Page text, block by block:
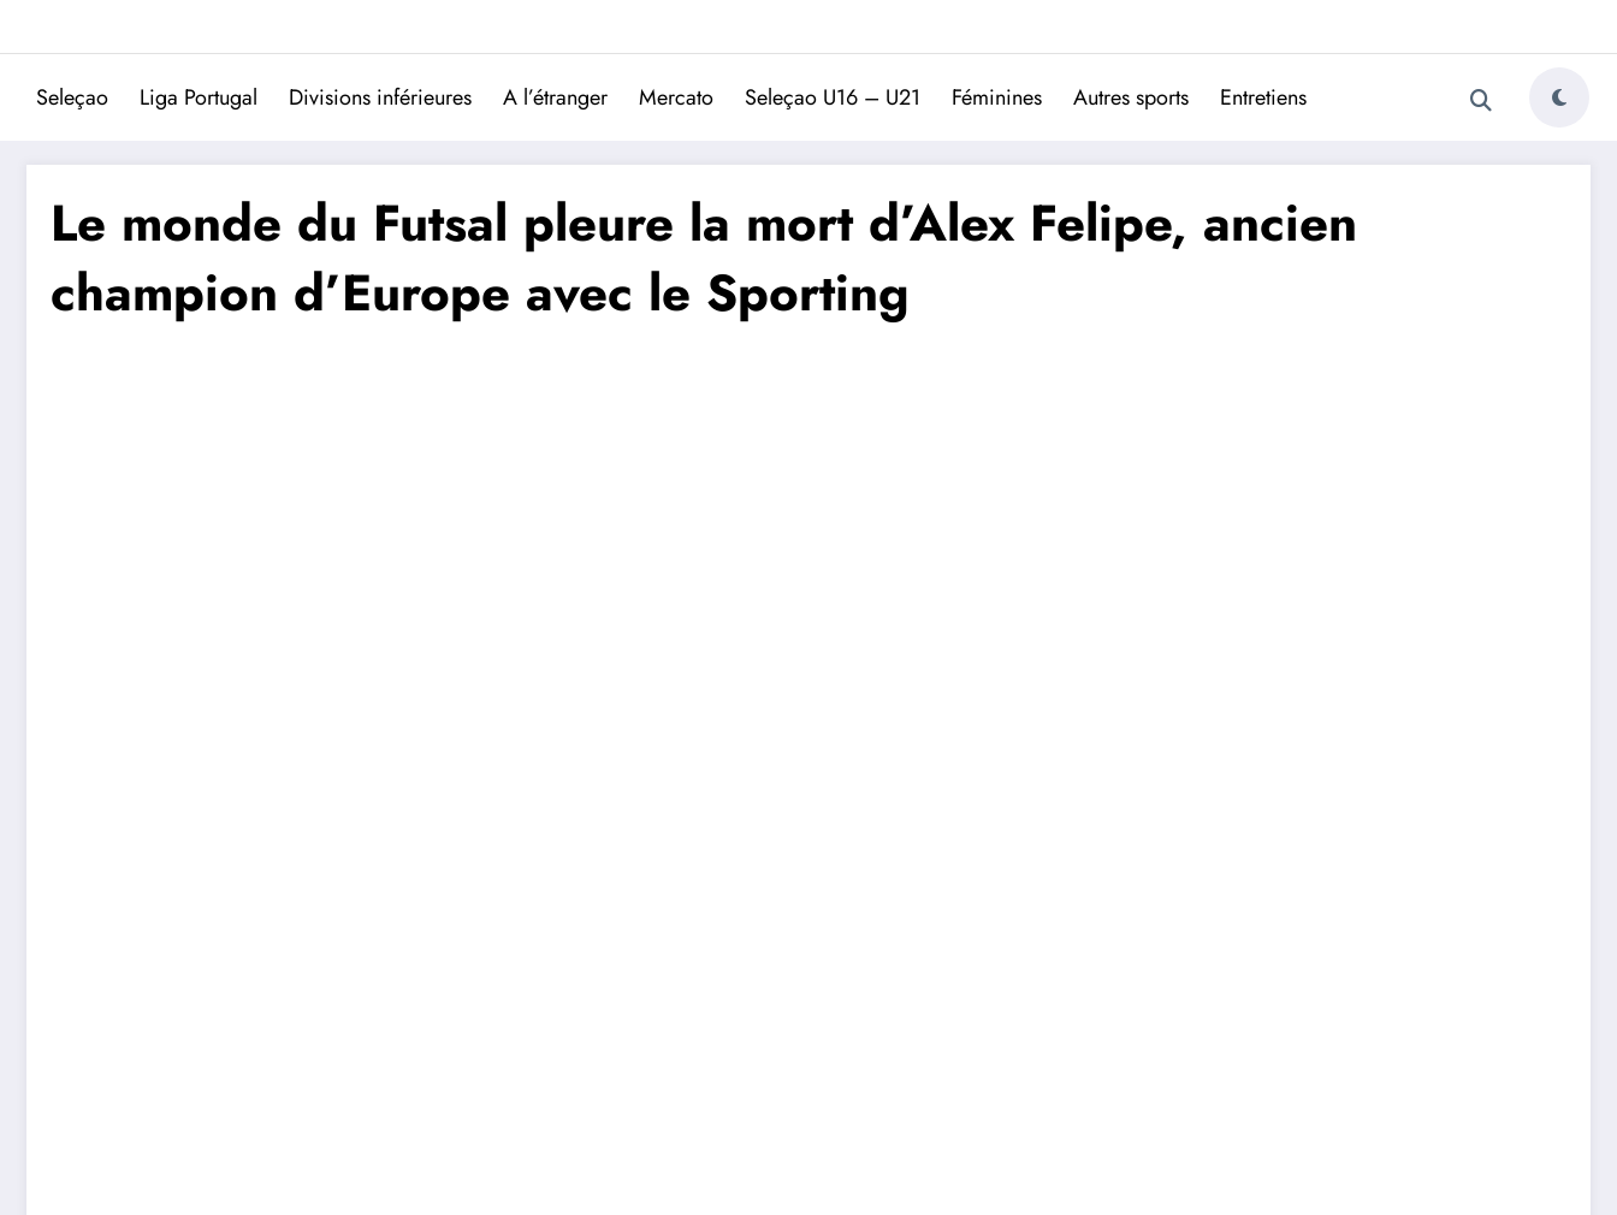
Trivela
L'actualité du football portugais
Seleçao Liga Portugal Divisions inférieures A l’étranger Mercato Seleçao U16 – U21 Féminines Autres sports Entretiens
Le monde du Futsal pleure la mort d’Alex Felipe, ancien
champion d’Europe avec le Sporting